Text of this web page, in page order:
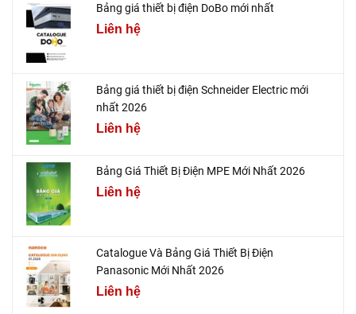
Bảng giá thiết bị điện DoBo mới nhất
Liên hệ
Bảng giá thiết bị điện Schneider Electric mới
nhất 2026
Liên hệ
Bảng Giá Thiết Bị Điện MPE Mới Nhất 2026
Liên hệ
Catalogue Và Bảng Giá Thiết Bị Điện
Panasonic Mới Nhất 2026
Liên hệ